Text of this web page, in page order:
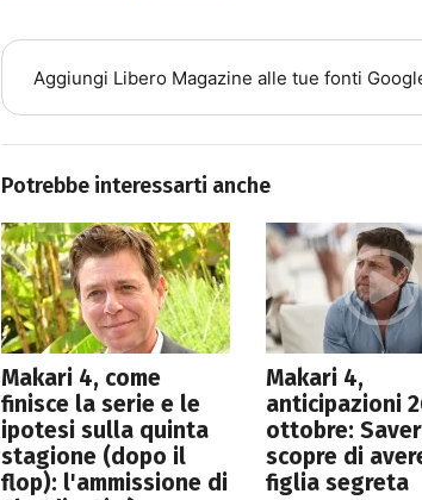
Aggiungi Libero Magazine alle tue fonti
Potrebbe interessarti anche
Makari 4, come
finisce la serie e le
ipotesi sulla quinta
stagione (dopo il
flop): l'ammissione di
Makari 4,
anticipazioni
ottobre:
scopre di
figlia segreta